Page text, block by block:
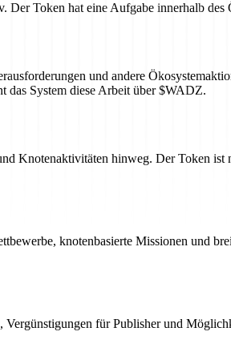
Token hat eine Aufgabe innerhalb des
und andere
das System diese Arbeit über $WADZ.
Knotenaktivitäten hinweg. Der Token ist
knotenbasierte Missionen und
Vergünstigungen für Publisher und